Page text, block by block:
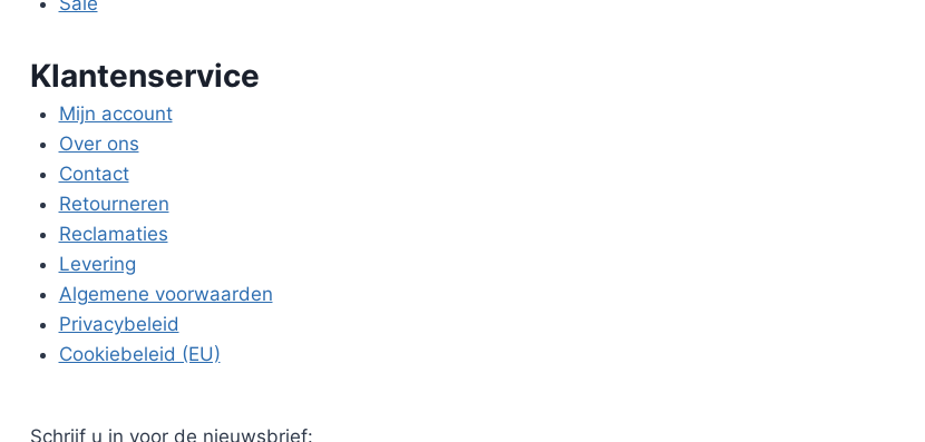
Klantenservice
Mijn account
Over ons
Contact
Retourneren
Reclamaties
Levering
Algemene voorwaarden
Privacybeleid
Cookiebeleid (EU)
Schrijf u in voor de nieuwsbrief: